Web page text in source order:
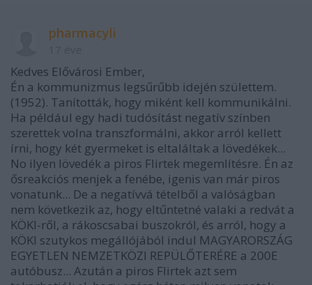
pharmacyli
Kedves Elővárosi Ember,
Én a kommunizmus legsűrűbb idején születtem.
(1952). Tanították, hogy miként kell kommunikálni.
Ha például egy hadi tudósítást negatív színben
szerettek volna transzformálni, akkor arról kellett
írni, hogy két gyermeket is eltaláltak a lövedékek...
No ilyen lövedék a piros Flirtek megemlítésre. Én az
ősreakciós menjek a fenébe, igenis van már piros
vonatunk... De a negatívvá tételből a valóságban
nem következik az, hogy eltűntetné valaki a redvát a
KÖKI-ről, a rákoscsabai buszokról, és arról, hogy a
KÖKI szutykos megállójából indul MAGYARORSZÁG
EGYETLEN NEMZETKÖZI REPÜLŐTERÉRE a 200E
autóbusz... Azután a piros Flirtek azt sem